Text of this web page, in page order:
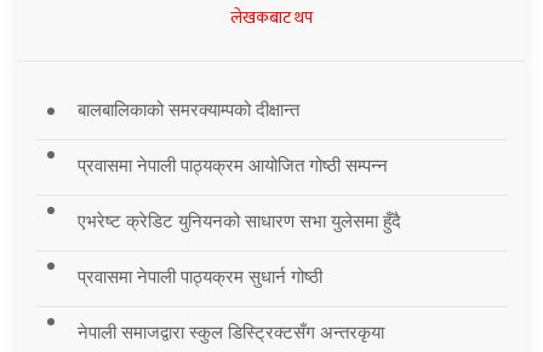
लेखकबाट थप
बालबालिकाको समरक्याम्पको दीक्षान्त
प्रवासमा नेपाली पाठ्यक्रम आयोजित गोष्ठी सम्पन्न
एभरेष्ट क्रेडिट युनियनको साधारण सभा युलेसमा हुँदै
प्रवासमा नेपाली पाठ्यक्रम सुधार्न गोष्ठी
नेपाली समाजद्वारा स्कुल डिस्ट्रिक्टसँग अन्तरकृया